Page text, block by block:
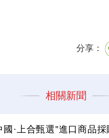
分享：
相關新聞
國·上合甄選”進口商品